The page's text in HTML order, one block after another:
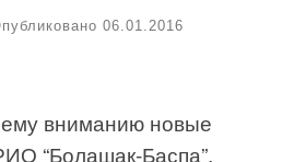
06.01.2016
вниманию новые
“Болашақ-Баспа”.